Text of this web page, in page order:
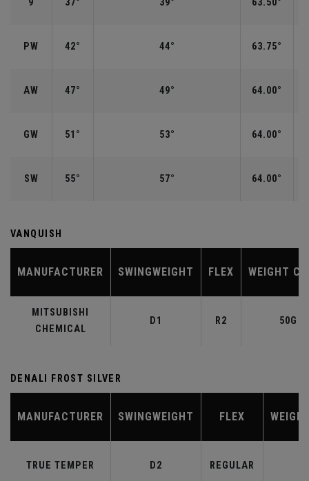
9 37° 39° 63.50°
PW 42° 44° 63.75°
AW 47° 49° 64.00°
GW 51° 53° 64.00°
SW 55° 57° 64.00°
VANQUISH
MANUFACTURER SWINGWEIGHT FLEX WEIGHT
MITSUBISHI
CHEMICAL
D1 R2 50G
DENALI FROST SILVER
MANUFACTURER SWINGWEIGHT FLEX
TRUE TEMPER D2 REGULAR